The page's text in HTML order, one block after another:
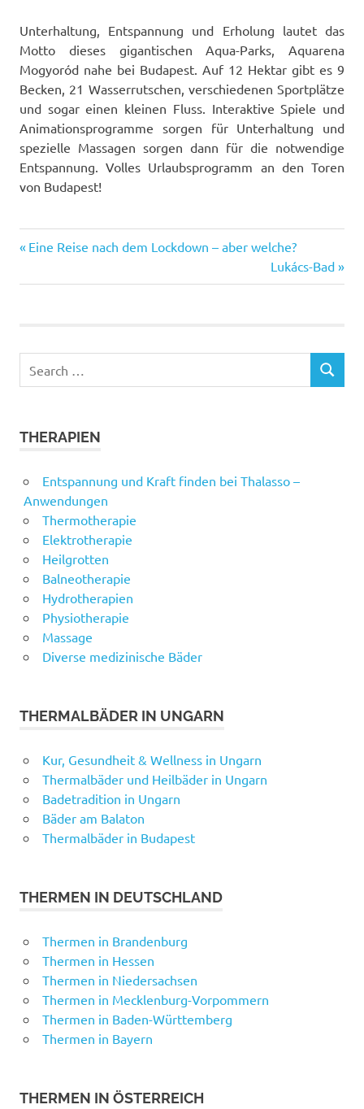
Unterhaltung, Entspannung und Erholung lautet das
Motto dieses gigantischen Aqua-Parks, Aquarena
Mogyoród nahe bei Budapest. Auf 12 Hektar gibt es 9
Becken, 21 Wasserrutschen, verschiedenen Sportplätze
und sogar einen kleinen Fluss. Interaktive Spiele und
Animationsprogramme sorgen für Unterhaltung und
spezielle Massagen sorgen dann für die notwendige
Entspannung. Volles Urlaubsprogramm an den Toren
von Budapest!
Post
navigation
Previous
Eine Reise nach dem Lockdown – aber welche?
Next
Post:
Lukács-Bad
for:
SEARCH
THERAPIEN
Entspannung und Kraft finden bei Thalasso –
Anwendungen
Thermotherapie
Elektrotherapie
Heilgrotten
Balneotherapie
Hydrotherapien
Physiotherapie
Massage
Diverse medizinische Bäder
THERMALBÄDER IN UNGARN
Kur, Gesundheit & Wellness in Ungarn
Thermalbäder und Heilbäder in Ungarn
Badetradition in Ungarn
Bäder am Balaton
Thermalbäder in Budapest
THERMEN IN DEUTSCHLAND
Thermen in Brandenburg
Thermen in Hessen
Thermen in Niedersachsen
Thermen in Mecklenburg-Vorpommern
Thermen in Baden-Württemberg
Thermen in Bayern
THERMEN IN ÖSTERREICH